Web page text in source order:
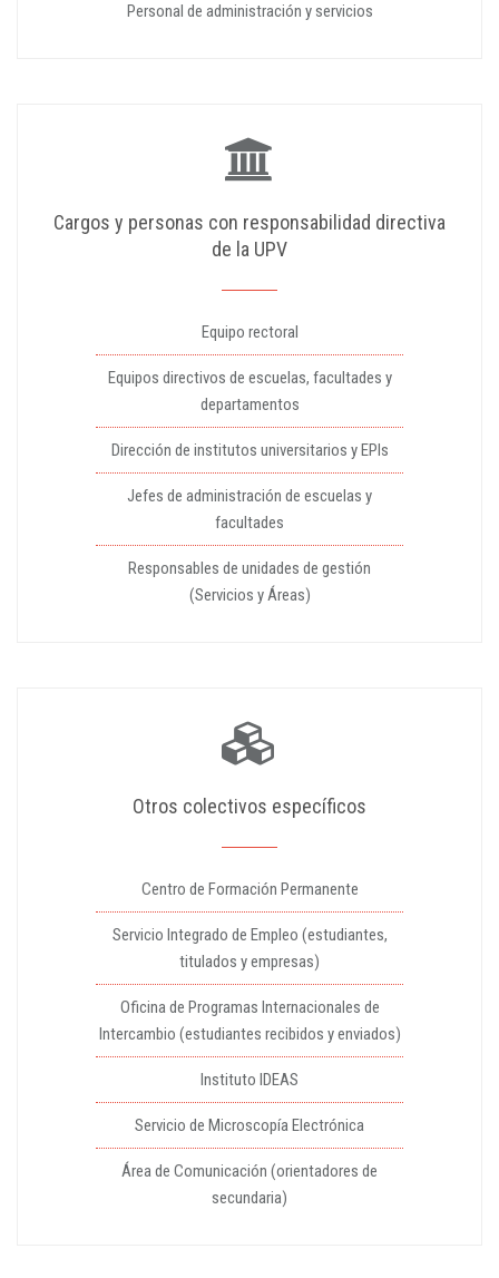
Personal de administración y servicios
Cargos y personas con responsabilidad directiva
de la UPV
Equipo rectoral
Equipos directivos de escuelas, facultades y
departamentos
Dirección de institutos universitarios y EPIs
Jefes de administración de escuelas y
facultades
Responsables de unidades de gestión
(Servicios y Áreas)
Otros colectivos específicos
Centro de Formación Permanente
Servicio Integrado de Empleo (estudiantes,
titulados y empresas)
Oficina de Programas Internacionales de
Intercambio (estudiantes recibidos y enviados)
Instituto IDEAS
Servicio de Microscopía Electrónica
Área de Comunicación (orientadores de
secundaria)